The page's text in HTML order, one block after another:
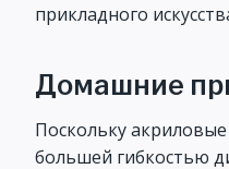
прикладного
Домашние
Поскольку
большей гибкостью